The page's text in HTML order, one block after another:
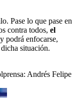
Pase lo que pase en
contra todos, el
y podrá enfocarse,
situación.
Andrés Felipe